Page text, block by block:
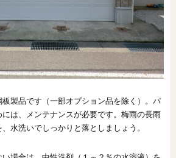
製品です（一部オプション品を除く）。パ
は、メンテナンスが必要です。梅雨の長雨
水洗いでしっかりと落としましょう。